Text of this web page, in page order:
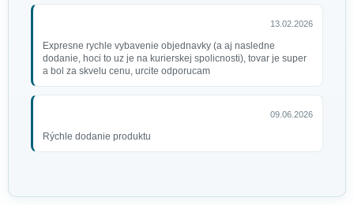
13.02.2026
Expresne rychle vybavenie objednavky (a aj nasledne
dodanie, hoci to uz je na kurierskej spolicnosti), tovar je super
a bol za skvelu cenu, urcite odporucam
09.06.2026
Rýchle dodanie produktu